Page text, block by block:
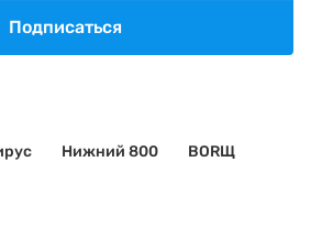
Нижний 800 BORЩ
Подписаться